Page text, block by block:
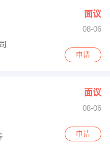
面议
08-06
申请
面议
08-06
申请